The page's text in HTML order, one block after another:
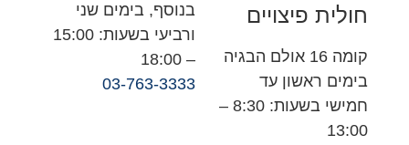
חולית פיצויים
קומה 16 אולם הבגיה
בימים ראשון עד
חמישי בשעות: 8:30 –
13:00
בנוסף, בימים שני
ורביעי בשעות: 15:00
– 18:00
03-763-3333